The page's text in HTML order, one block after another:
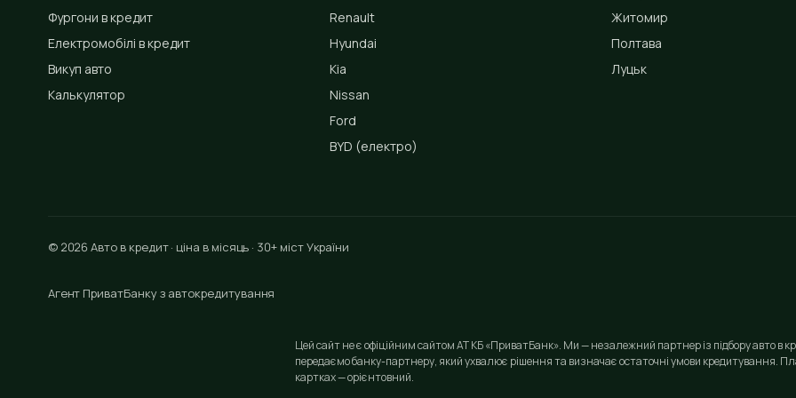
Фургони в кредит
Електромобілі в кредит
Викуп авто
Калькулятор
Renault
Hyundai
Kia
Nissan
Ford
BYD (електро)
Житомир
Полтава
Луцьк
© 2026 Авто в кредит · ціна в місяць · 30+ міст України
Агент ПриватБанку з автокредитування
Цей сайт не є офіційним сайтом АТ КБ «ПриватБанк». Ми — незалежний партнер із підбору авто в
передаємо банку-партнеру, який ухвалює рішення та визначає остаточні умови кредитування.
картках — орієнтовний.